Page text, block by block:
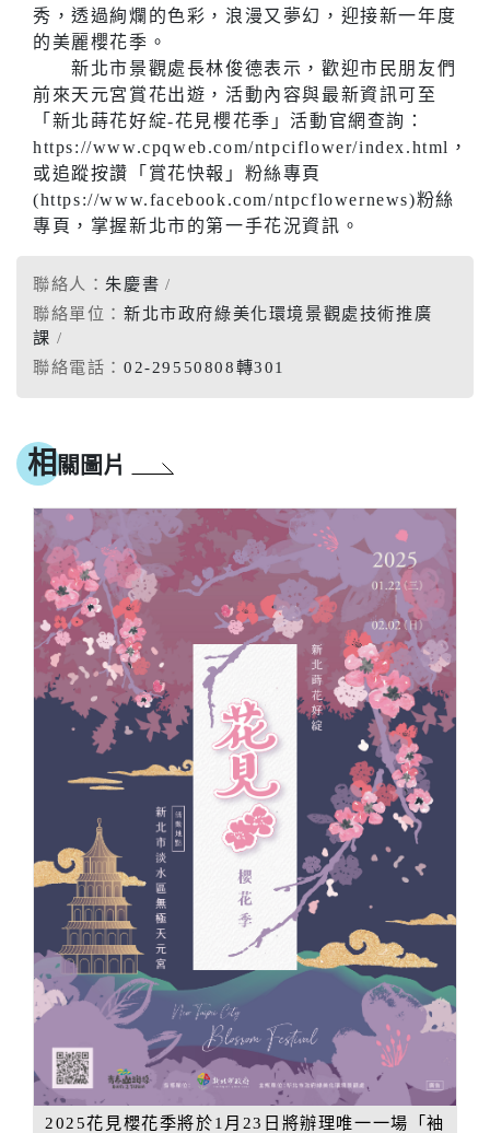
秀，透過絢爛的色彩，浪漫又夢幻，迎接新一年度
的美麗櫻花季。
新北市景觀處長林俊德表示，歡迎市民朋友們
前來天元宮賞花出遊，活動內容與最新資訊可至
「新北蒔花好綻-花見櫻花季」活動官網查詢：
https://www.cpqweb.com/ntpciflower/index.html，
或追蹤按讚「賞花快報」粉絲專頁
(https://www.facebook.com/ntpcflowernews)粉絲
專頁，掌握新北市的第一手花況資訊。
聯絡人： 朱慶書
聯絡單位： 新北市政府綠美化環境景觀處技術推廣
課
聯絡電話： 02-29550808轉301
相 關圖片
2025花見櫻花季將於1月23日將辦理唯一一場「袖